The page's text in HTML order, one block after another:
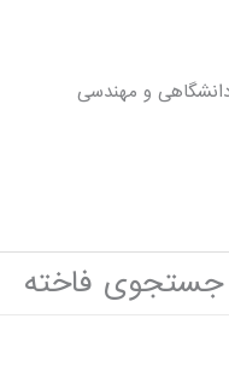
و مهندسی
جستجوی فاخته